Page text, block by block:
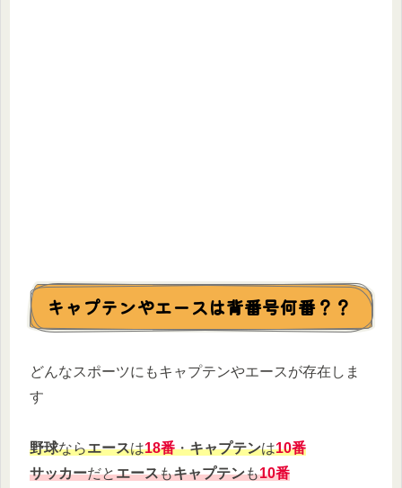
キャプテンやエースは背番号何番？？
どんなスポーツにもキャプテンやエースが存在しま
す
野球ならエースは18番・キャプテンは10番
サッカーだとエースもキャプテンも10番